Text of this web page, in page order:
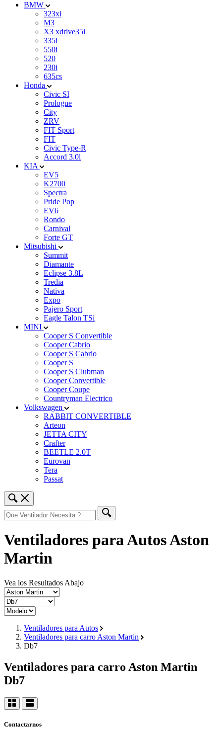
BMW
323xi
M3
X3 xdrive35i
335i
550i
520
230i
635cs
Honda
Civic SI
Prologue
City
ZRV
FIT Sport
FIT
Civic Type-R
Accord 3.0l
KIA
EV5
K2700
Spectra
Pride Pop
EV6
Rondo
Carnival
Forte GT
Mitsubishi
Summit
Diamante
Eclipse 3.8L
Tredia
Nativa
Expo
Pajero Sport
Eagle Talon TSi
MINI
Cooper S Convertible
Cooper Cabrio
Cooper S Cabrio
Cooper S
Cooper S Clubman
Cooper Convertible
Cooper Coupe
Countryman Electrico
Volkswagen
RABBIT CONVERTIBLE
Arteon
JETTA CITY
Crafter
BEETLE 2.0T
Eurovan
Tera
Passat
Ventiladores para Autos Aston
Martin
Vea los Resultados Abajo
Ventiladores para Autos
Ventiladores para carro Aston Martin
Db7
Ventiladores para carro Aston Martin
Db7
Contactarnos